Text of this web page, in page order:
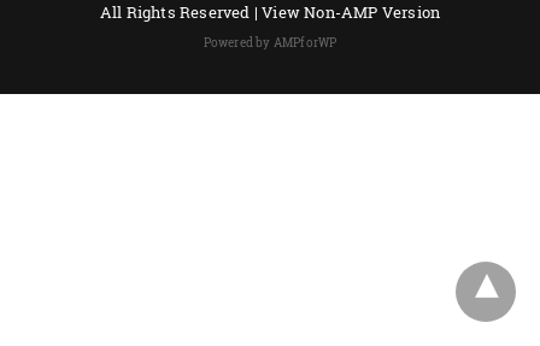
All Rights Reserved |View Non-AMP Version
Powered by AMPforWP